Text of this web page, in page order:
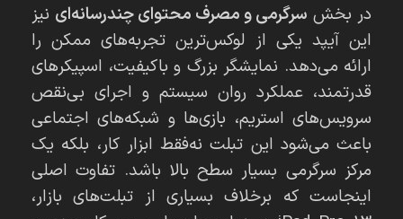
در بخش سرگرمی و مصرف محتوای چندرسانه‌ای نیز
این آیپد یکی از لوکس‌ترین تجربه‌های ممکن را
ارائه می‌دهد. نمایشگر بزرگ و باکیفیت، اسپیکرهای
قدرتمند، عملکرد روان سیستم و اجرای بی‌نقص
سرویس‌های استریم، بازی‌ها و شبکه‌های اجتماعی
باعث می‌شود این تبلت نه‌فقط ابزار کار، بلکه یک
مرکز سرگرمی بسیار سطح بالا باشد. تفاوت اصلی
اینجاست که برخلاف بسیاری از تبلت‌های بازار،